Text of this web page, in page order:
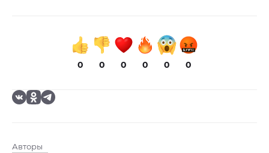
0 0 0 0 0 0
Авторы